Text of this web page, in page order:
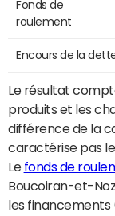
Fonds de
roulement
Encours de la
Le résultat
produits et les
différence de la
caractérise pas
Le fonds de
Boucoiran-et-
les